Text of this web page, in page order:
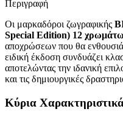
Περιγραφή
Οι μαρκαδόροι ζωγραφικής
Special Edition) 12
αποχρώσεων που θα
ειδική έκδοση συνδυάζει
αποτελώντας την ιδανική
και τις δημιουργικές
Κύρια